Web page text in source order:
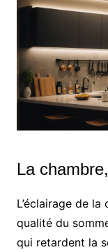
La
L’éclairage de
qualité du
qui retardent la